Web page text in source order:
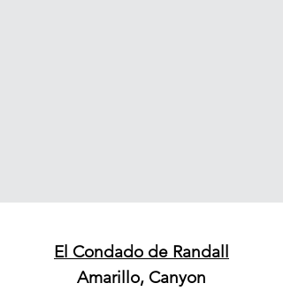
El Condado de Randall
Amarillo, Canyon